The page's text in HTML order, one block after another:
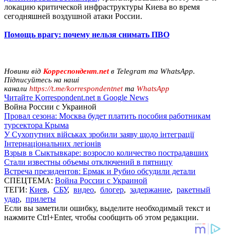
локацию критической инфраструктуры Киева во время
сегодняшней воздушной атаки России.
Помощь врагу: почему нельзя снимать ПВО
Новини від Корреспондент.netв Telegram та WhatsApp.
Підписуйтесь на наші
канали https://t.me/korrespondentnetта WhatsApp
Читайте Korrespondent.net в Google News
Война России с Украиной
Провал сезона: Москва будет платить пособия работникам
турсектора Крыма
У Сухопутних військах зробили заяву щодо інтеграції
Інтернаціональних легіонів
Взрыв в Сыктывкаре: возросло количество пострадавших
Стали известны объемы отключений в пятницу
Встреча президентов: Ермак и Рубио обсудили детали
СПЕЦТЕМА: Война России с Украиной
ТЕГИ: Киев, СБУ, видео, блогер, задержание, ракетный
удар, прилеты
Если вы заметили ошибку, выделите необходимый текст и
нажмите Ctrl+Enter, чтобы сообщить об этом редакции.